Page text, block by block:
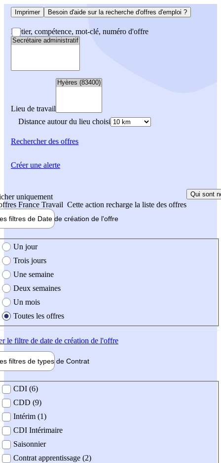
Imprimer Besoin d'aide sur la recherche d'offres d'emploi ?
Métier, compétence, mot-clé, numéro d'offre
Lieu de travail
Distance autour du lieu choisi
Rechercherdes offres
uniquement
France Travail Cette action recharge la liste des offres
Qui sont
filtres de Date de création de l'offre
création de l'offre
Un jour
Trois jours
Une semaine
Deux semaines
Un mois
Toutes les offres
le filtre de date de création de l'offre
filtres de types de Contrat
contrat
CDI (6)
CDD (9)
Intérim (1)
CDI Intérimaire
Saisonnier
Contrat apprentissage (2)
Créer une alerte